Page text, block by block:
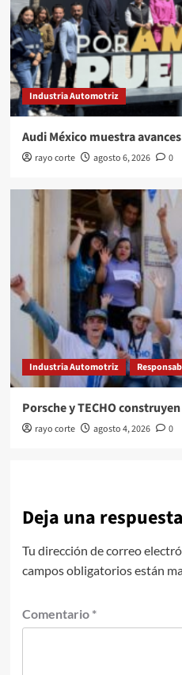
Industria Automotriz
Audi México muestra
rayo corte agosto 6, 2026 0
Industria Automotriz
Porsche y TECHO
rayo corte agosto 4, 2026 0
Deja una respuesta
Tu dirección de correo
campos obligatorios están
Comentario *